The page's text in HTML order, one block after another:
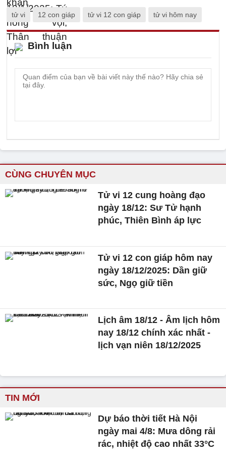
tử vi 12 con giáp tử vi 12 con giáp tử vi hôm nay
Bình luận
CÙNG CHUYÊN MỤC
Tử vi 12 cung hoàng đạo
ngày 18/12: Sư Tử hạnh
phúc, Thiên Bình áp lực
Tử vi 12 con giáp hôm nay
ngày 18/12/2025: Dần giữ
sức, Ngọ giữ tiền
Lịch âm 18/12 - Âm lịch hôm
nay 18/12 chính xác nhất -
lịch vạn niên 18/12/2025
TIN MỚI
Dự báo thời tiết Hà Nội
ngày mai 4/8: Mưa dông rải
rác, nhiệt độ cao nhất 33°C